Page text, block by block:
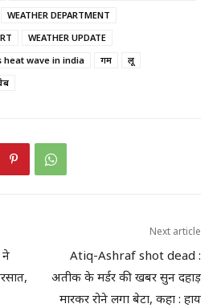
WEATHER DEPARTMENT
WEATHER UPDATE
heat wave in india गर्मी
लू
ने
Next article
Atiq-Ashraf shot dead :
अतीक के मर्डर की खबर सुन दहाड़
मारकर रोने लगा बेटा, कहा : हाय